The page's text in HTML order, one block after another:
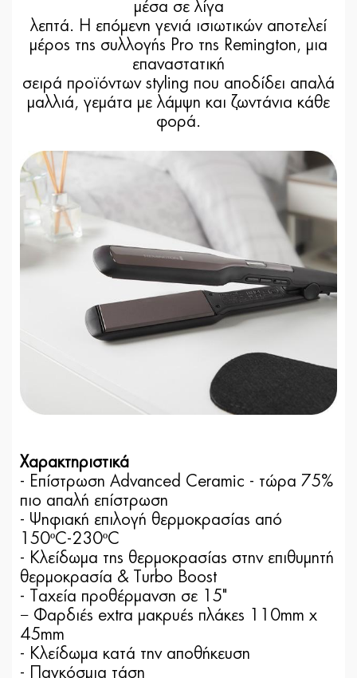
μέσα σε λίγα
λεπτά. Η επόμενη γενιά ισιωτικών αποτελεί
μέρος της συλλογής Pro της Remington, μια
επαναστατική
σειρά προϊόντων styling που αποδίδει απαλά
μαλλιά, γεμάτα με λάμψη και ζωντάνια κάθε
φορά.
Χαρακτηριστικά
- Επίστρωση Advanced Ceramic - τώρα 75%
πιο απαλή επίστρωση
- Ψηφιακή επιλογή θερμοκρασίας από
150ºC-230ºC
- Κλείδωμα της θερμοκρασίας στην επιθυμητή
θερμοκρασία & Turbo Boost
- Tαχεία προθέρμανση σε 15"
− Φαρδιές extra μακρυές πλάκες 110mm x
45mm
- Κλείδωμα κατά την αποθήκευση
- Παγκόσμια τάση